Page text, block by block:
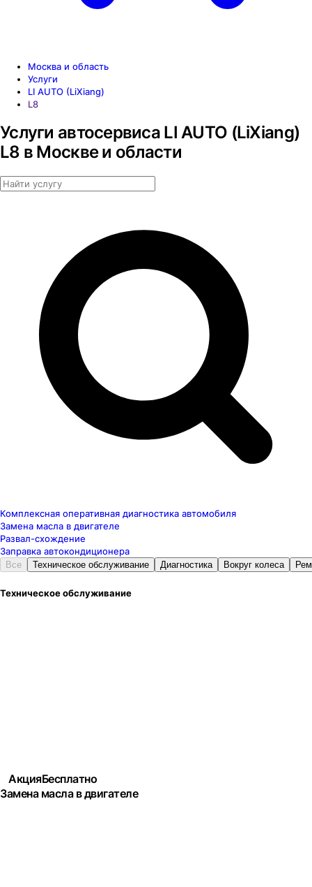
Москва и область
Услуги
LI AUTO (LiXiang)
L8
Услуги автосервиса LI AUTO (LiXiang)
L8 в Москве и области
Комплексная оперативная диагностика автомобиля
Замена масла в двигателе
Развал-схождение
Заправка автокондиционера
Все Техническое обслуживание Диагностика Вокруг колеса
Техническое обслуживание
АкцияБесплатно
Замена масла в двигателе